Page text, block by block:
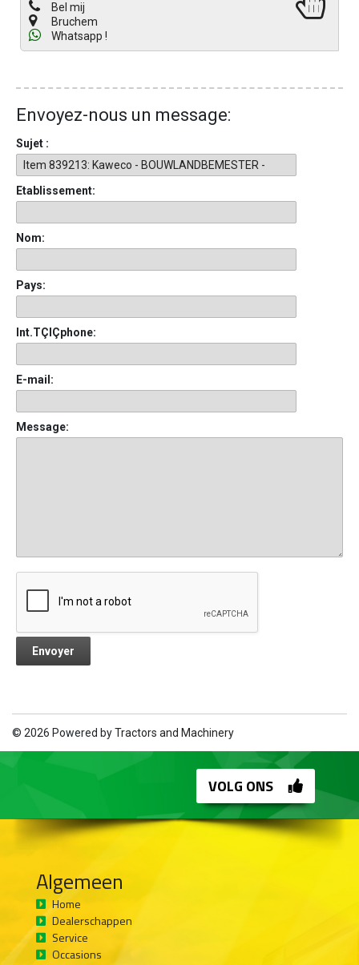
Bel mij
Bruchem
Whatsapp !
Envoyez-nous un message:
Sujet :
Etablissement:
Nom:
Pays:
Int.TÇlÇphone:
E-mail:
Message:
© 2026 Powered byTractors and Machinery
VOLG ONS
Algemeen
Home
Dealerschappen
Service
Occasions